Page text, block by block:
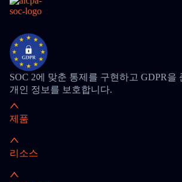
SOC 2에 맞춘 통제를 구현하고 GDPR을
개인 정보를 보호합니다.
제품
리소스